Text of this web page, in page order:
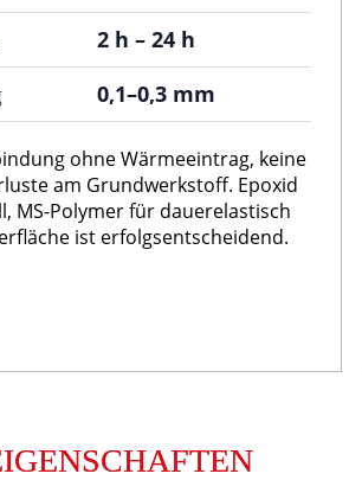
2 h – 24 h
0,1–0,3 mm
ohne Wärmeeintrag, keine
am Grundwerkstoff. Epoxid
MS-Polymer für dauerelastisch
ist erfolgsentscheidend.